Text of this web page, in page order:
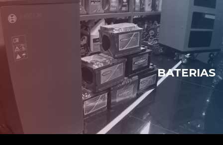
BATERIAS